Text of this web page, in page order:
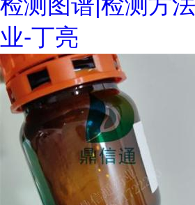
业-丁亮